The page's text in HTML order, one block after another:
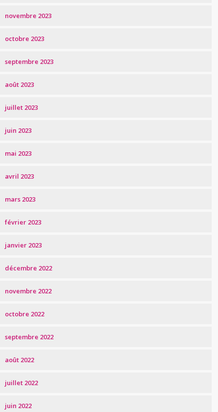
novembre 2023
octobre 2023
septembre 2023
août 2023
juillet 2023
juin 2023
mai 2023
avril 2023
mars 2023
février 2023
janvier 2023
décembre 2022
novembre 2022
octobre 2022
septembre 2022
août 2022
juillet 2022
juin 2022